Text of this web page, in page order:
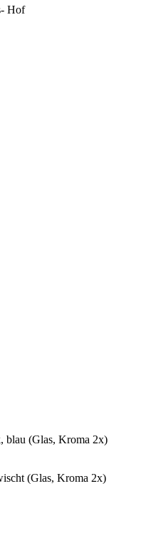
Hof
blau (Glas, Kroma 2x)
(Glas, Kroma 2x)